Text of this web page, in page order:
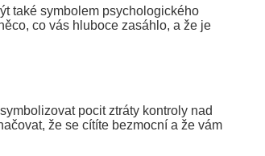
také symbolem psychologického
co vás hluboce zasáhlo, a že je
pocit ztráty kontroly nad
že se cítíte bezmocní a že vám